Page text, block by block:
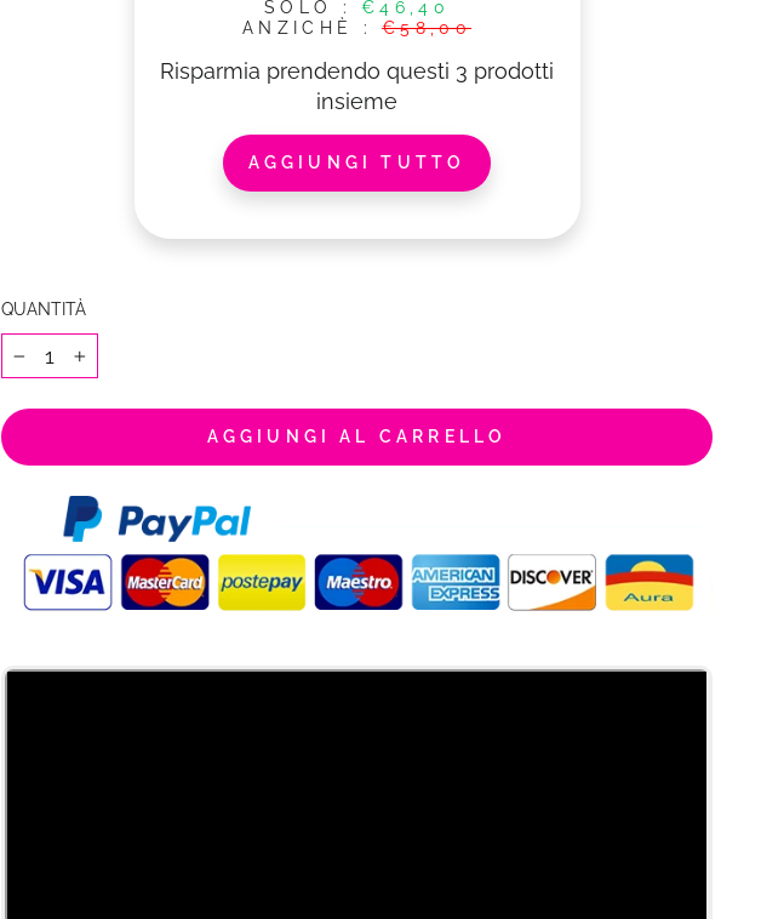
SOLO
:€46,40
ANZICHÈ :€58,00
Risparmia prendendo questi 3 prodotti
insieme
AGGIUNGI TUTTO
QUANTITÀ
− +
AGGIUNGI AL CARRELLO